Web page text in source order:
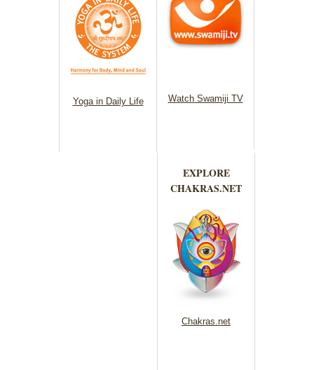
Yoga in Daily Life Watch Swamiji TV
EXPLORE
CHAKRAS.NET
Chakras.net